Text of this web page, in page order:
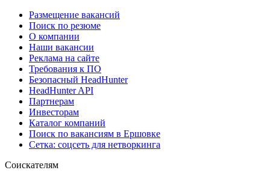
Размещение вакансий
Поиск по резюме
О компании
Наши вакансии
Реклама на сайте
Требования к ПО
Безопасный HeadHunter
HeadHunter API
Партнерам
Инвесторам
Каталог компаний
Поиск по вакансиям в Ершовке
Сетка: соцсеть для нетворкинга
Соискателям